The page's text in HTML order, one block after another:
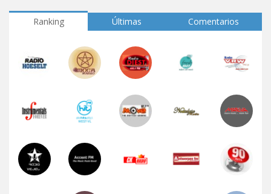
Ranking Últimas Comentarios